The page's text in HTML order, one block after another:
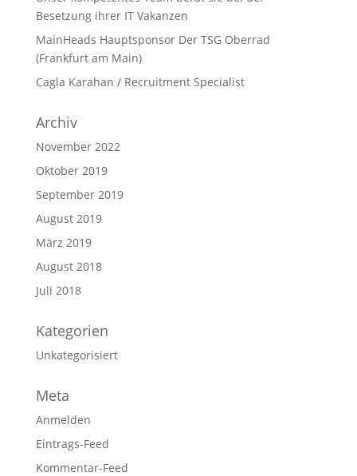
Besetzung ihrer IT Vakanzen
MainHeads Hauptsponsor Der TSG Oberrad
(Frankfurt am Main)
Cagla Karahan / Recruitment Specialist
Archiv
November 2022
Oktober 2019
September 2019
August 2019
März 2019
August 2018
Juli 2018
Kategorien
Unkategorisiert
Meta
Anmelden
Eintrags-Feed
Kommentar-Feed